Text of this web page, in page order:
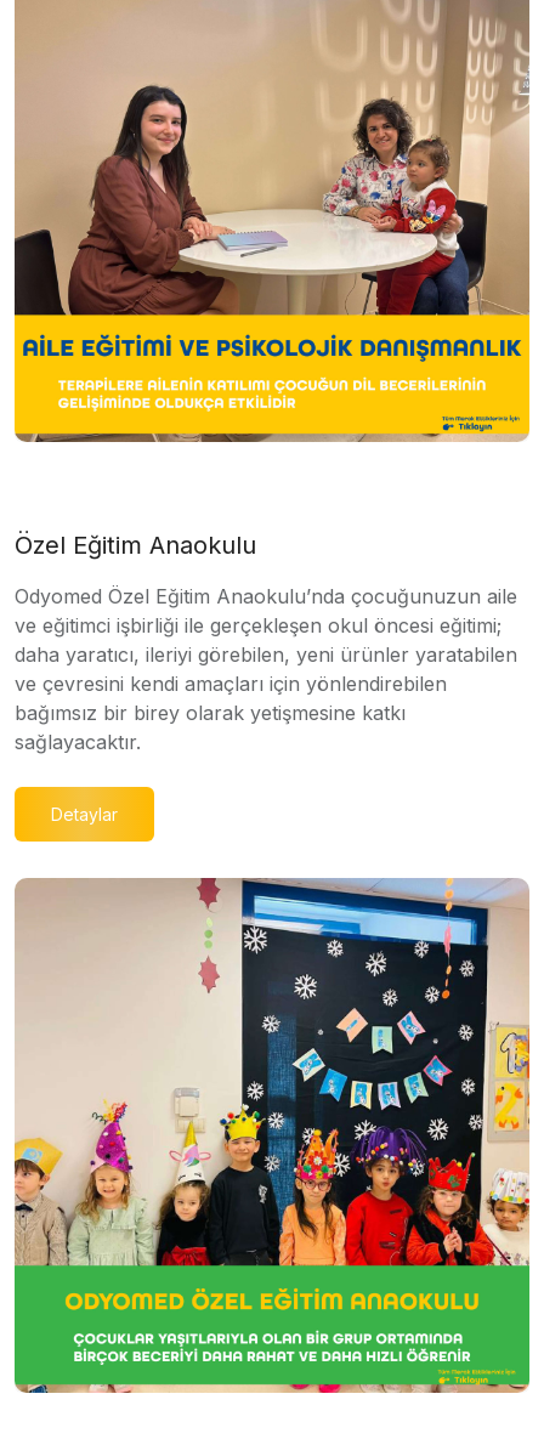
Özel Eğitim Anaokulu
Odyomed Özel Eğitim Anaokulu’nda çocuğunuzun aile
ve eğitimci işbirliği ile gerçekleşen okul öncesi eğitimi;
daha yaratıcı, ileriyi görebilen, yeni ürünler yaratabilen
ve çevresini kendi amaçları için yönlendirebilen
bağımsız bir birey olarak yetişmesine katkı
sağlayacaktır.
Detaylar